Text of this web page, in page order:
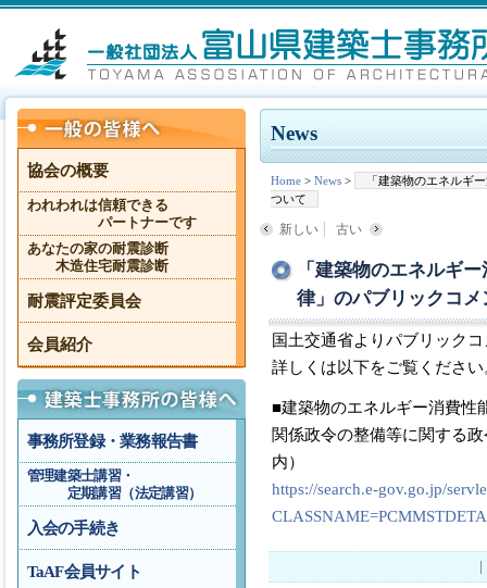
News
Home > News >
「建築物のエネルギ
ついて
新しい 古い
「建築物のエネルギ
律」のパブリックコ
国土交通省よりパブリック
詳しくは以下をご覧ください
■建築物のエネルギー消費性
関係政令の整備等に関する
内）
https://search.e-gov.go.jp/
協会の概要
われわれは信頼できる
パートナーです
あなたの家の耐震診断
木造住宅耐震診断
耐震評定委員会
会員紹介
事務所登録・業務報告書
管理建築士講習・
定期講習（法定講習）
入会の手続き
TaAF会員サイト